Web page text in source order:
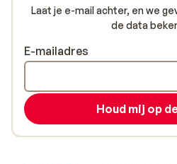
Laat je e-mail achter, en we
de data
E-mailadres
Houd mij op